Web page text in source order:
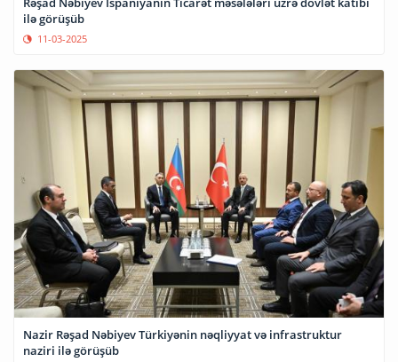
ilə görüşüb
11-03-2025
Nazir Rəşad Nəbiyev Türkiyənin nəqliyyat və infrastruktur
naziri ilə görüşüb